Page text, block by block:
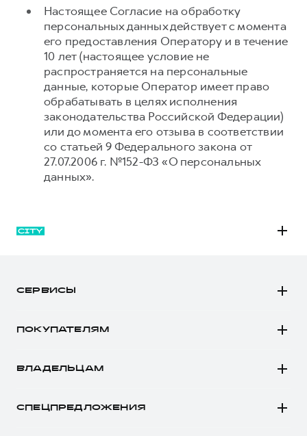
Настоящее Согласие на обработку
персональных данных действует с момента
его предоставления Оператору и в течение
10 лет (настоящее условие не
распространяется на персональные
данные, которые Оператор имеет право
обрабатывать в целях исполнения
законодательства Российской Федерации)
или до момента его отзыва в соответствии
со статьей 9 Федерального закона от
27.07.2006 г. №152-ФЗ «О персональных
данных».
СЕРВИСЫ
ПОКУПАТЕЛЯМ
Конфигуратор HAVAL
ВЛАДЕЛЬЦАМ
Запись на сервис
СПЕЦПРЕДЛОЖЕНИЯ